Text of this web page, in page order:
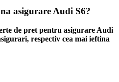
asigurare Audi S6?
de pret pentru asigurare Audi
respectiv cea mai ieftina